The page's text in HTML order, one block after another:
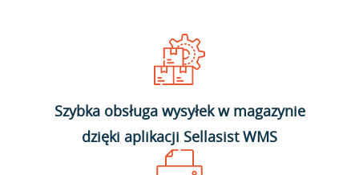
Szybka obsługa wysyłek w magazynie
dzięki aplikacji Sellasist WMS